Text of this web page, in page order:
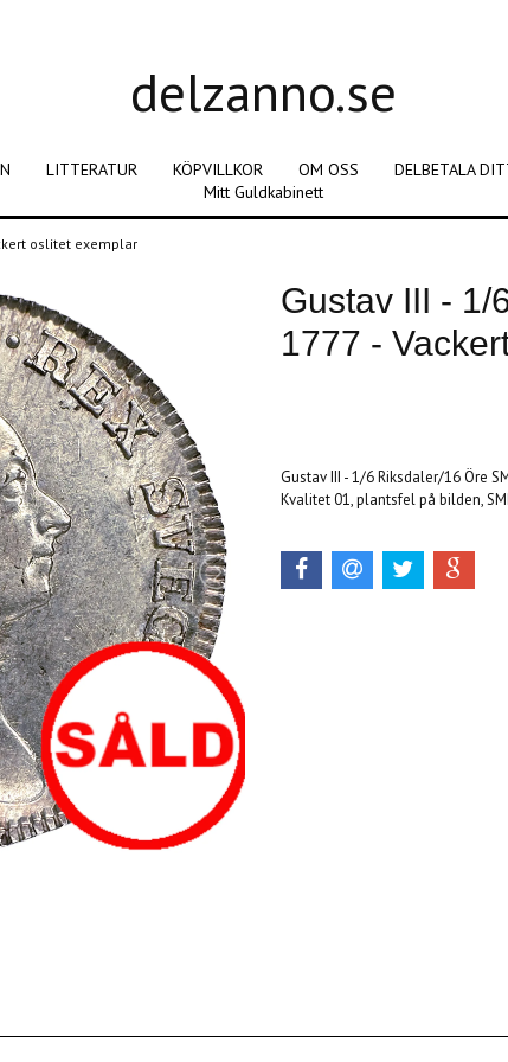
delzanno.se
LITTERATUR KÖPVILLKOR OM OSS DELBETALA
Mitt Guldkabinett
oslitet exemplar
Gustav III - 1/
1777 -
Gustav III - 1/6 Riksdaler/16 Öre
Kvalitet 01, plantsfel på bilden,